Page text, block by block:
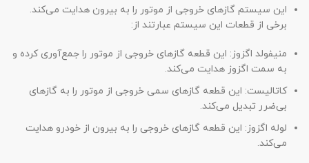
این سیستم گازهای خروجی از موتور را به بیرون هدایت می‌کند.
برخی از قطعات این سیستم عبارتند از:
منیفولد اگزوز: این قطعه گازهای خروجی از موتور را جمع‌آوری کرده و
به سمت اگزوز هدایت می‌کند.
کاتالیست: این قطعه گازهای سمی خروجی از موتور را به گازهای
بی‌ضرر تبدیل می‌کند.
لوله اگزوز: این قطعه گازهای خروجی را به بیرون از خودرو هدایت
می‌کند.